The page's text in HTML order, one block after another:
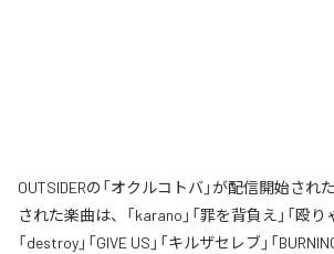
OUTSIDERの「オクルコトバ」が配信開始さ
された楽曲は、「karano」「罪を背負え」「殴り
「destroy」「GIVE US」「キルザセレブ」「